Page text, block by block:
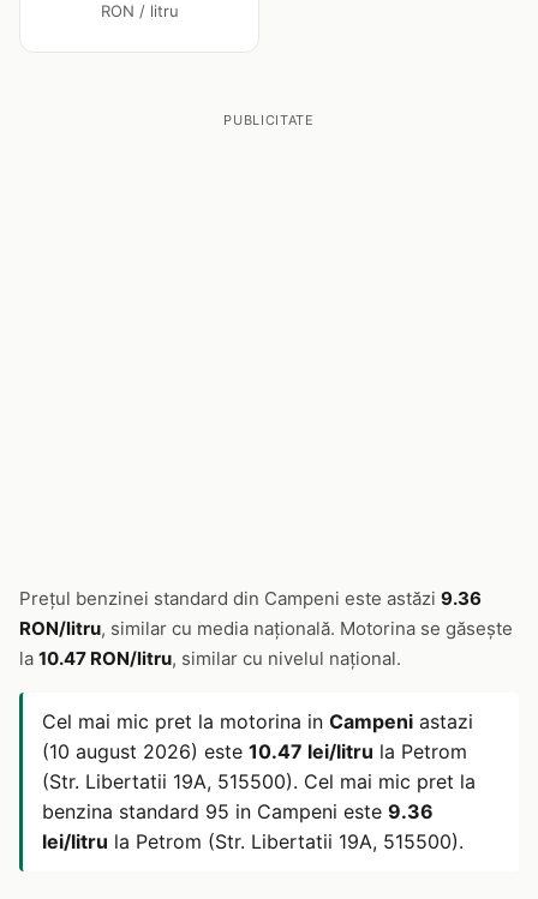
RON / litru
PUBLICITATE
Prețul benzinei standard din Campeni este astăzi 9.36
RON/litru, similar cu media națională. Motorina se găsește
la 10.47 RON/litru, similar cu nivelul național.
Cel mai mic pret la motorina in Campeni astazi
(10 august 2026) este 10.47 lei/litru la Petrom
(Str. Libertatii 19A, 515500). Cel mai mic pret la
benzina standard 95 in Campeni este 9.36
lei/litru la Petrom (Str. Libertatii 19A, 515500).